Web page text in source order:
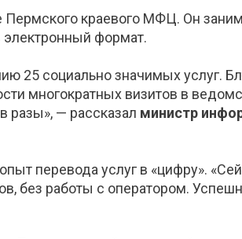
Пермского краевого МФЦ. Он
формат.
25 социально значимых услуг.
многократных визитов в
разы», — рассказал министр
перевода услуг в «цифру».
без работы с оператором.